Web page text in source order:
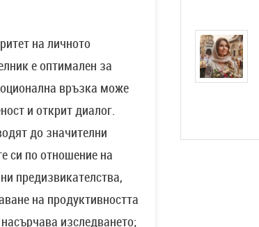
на личното
е оптимален за
връзка може
и открит диалог.
до значителни
си по отношение на
предизвикателства,
на продуктивността
изследването;